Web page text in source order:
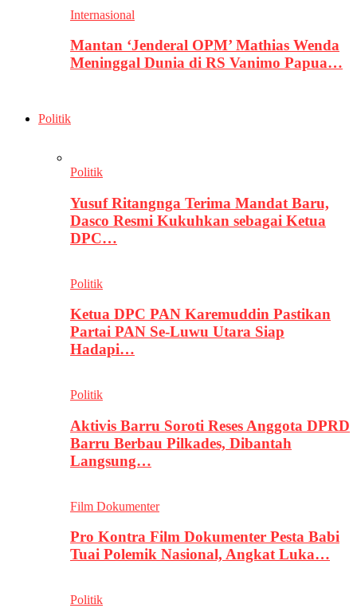
Internasional
Mantan ‘Jenderal OPM’ Mathias Wenda
Meninggal Dunia di RS Vanimo Papua…
Politik
Politik
Yusuf Ritangnga Terima Mandat Baru,
Dasco Resmi Kukuhkan sebagai Ketua
DPC…
Politik
Ketua DPC PAN Karemuddin Pastikan
Partai PAN Se-Luwu Utara Siap
Hadapi…
Politik
Aktivis Barru Soroti Reses Anggota DPRD
Barru Berbau Pilkades, Dibantah
Langsung…
Film Dokumenter
Pro Kontra Film Dokumenter Pesta Babi
Tuai Polemik Nasional, Angkat Luka…
Politik